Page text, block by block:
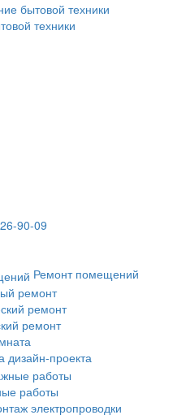
бытовой техники
техники
90-09
Ремонт помещений
ремонт
ремонт
ремонт
дизайн-проекта
работы
электропроводки